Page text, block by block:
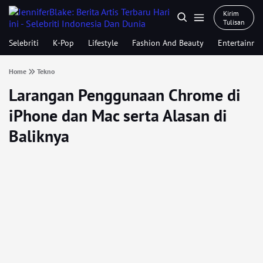
Kirim
Tulisan
Selebriti K-Pop Lifestyle Fashion And Beauty
Home Tekno
Larangan Penggunaan Chrome di
iPhone dan Mac serta Alasan di
Baliknya